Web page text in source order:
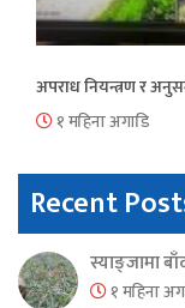
अपराध नियन्त्रण र
१ महिना अगाडि
Recent
स्याङ्जामा
१ महिना